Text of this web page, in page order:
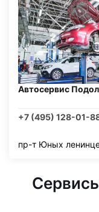
Автосервис
+7 (495) 128-01-
пр-т Юных